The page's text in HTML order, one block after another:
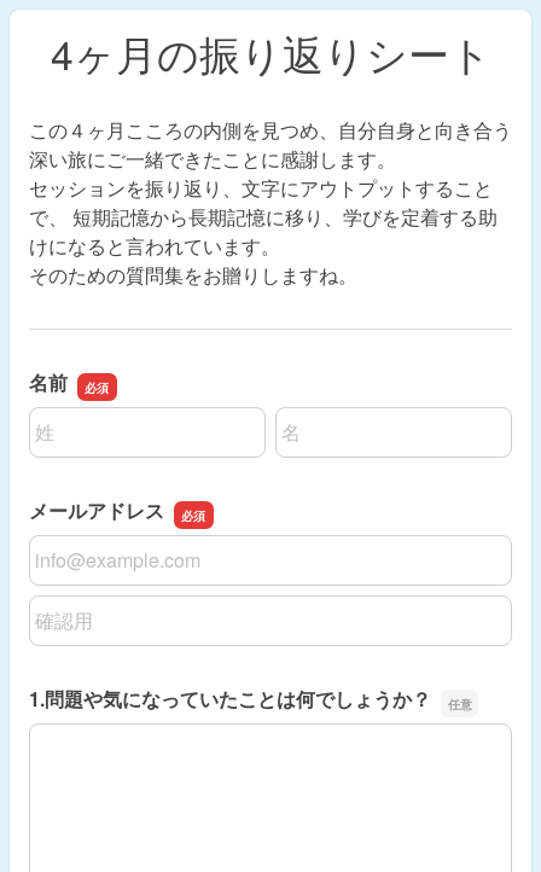
4ヶ月の振り返りシート
この４ヶ月こころの内側を見つめ、自分自身と向き合う
深い旅にご一緒できたことに感謝します。
セッションを振り返り、文字にアウトプットすること
で、 短期記憶から長期記憶に移り、学びを定着する助
けになると言われています。
そのための質問集をお贈りしますね。
名前
名前の姓
名前の名
メールアドレス
メールアドレス
メールアドレスの確認用
1.問題や気になっていたことは何でしょうか？
1.問題や気になっていたことは何でしょうか？